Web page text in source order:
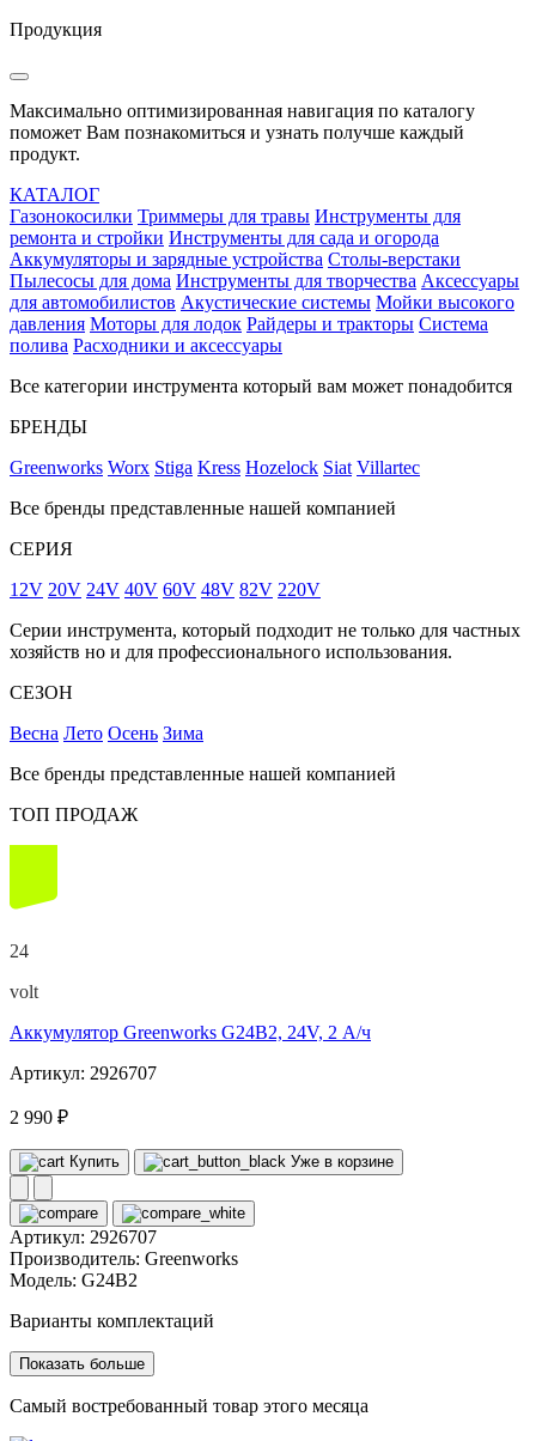
Продукция
Максимально оптимизированная навигация по каталогу
поможет Вам познакомиться и узнать получше каждый
продукт.
КАТАЛОГ
Газонокосилки Триммеры для травы Инструменты для
ремонта и стройки Инструменты для сада и огорода
Аккумуляторы и зарядные устройства Столы-верстаки
Пылесосы для дома Инструменты для творчества Аксессуары
для автомобилистов Акустические системы Мойки высокого
давления Моторы для лодок Райдеры и тракторы Система
полива Расходники и аксессуары
Все категории инструмента который вам может понадобится
БРЕНДЫ
Greenworks Worx Stiga Kress Hozelock Siat Villartec
Все бренды представленные нашей компанией
СЕРИЯ
12V 20V 24V 40V 60V 48V 82V 220V
Серии инструмента, который подходит не только для частных
хозяйств но и для профессионального использования.
СЕЗОН
Весна Лето Осень Зима
Все бренды представленные нашей компанией
ТОП ПРОДАЖ
24
volt
Аккумулятор Greenworks G24B2, 24V, 2 А/ч
Артикул: 2926707
2 990 ₽
Купить Уже в корзине
Артикул: 2926707
Производитель: Greenworks
Модель: G24B2
Варианты комплектаций
Показать больше
Самый востребованный товар этого месяца